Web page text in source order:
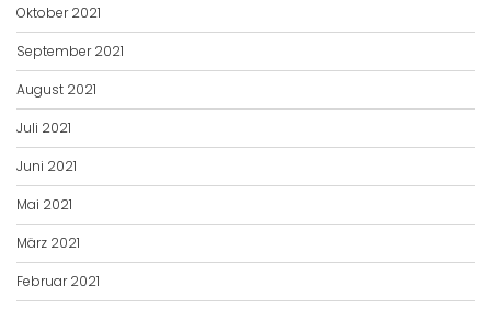
Oktober 2021
September 2021
August 2021
Juli 2021
Juni 2021
Mai 2021
März 2021
Februar 2021